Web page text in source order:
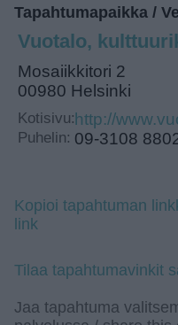
Tapahtumapaikka /
Vuotalo,
Mosaiikkitori 2
00980 Helsinki
Kotisivu:http://
Puhelin: 09-3108
Kopioi tapahtuman
link
Tilaa tapahtumavinkit
Jaa tapahtuma